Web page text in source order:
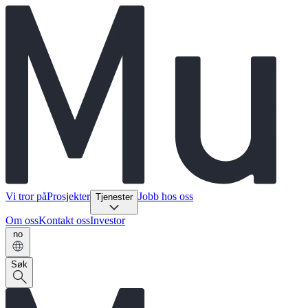
Vi tror påProsjekter Tjenester Jobb hos oss
Om ossKontakt ossInvestor
no
Søk